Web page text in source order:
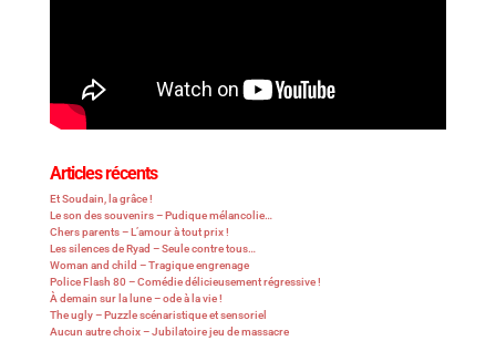
Articles récents
Et Soudain, la grâce !
Le son des souvenirs – Pudique mélancolie…
Chers parents – L’amour à tout prix !
Les silences de Ryad – Seule contre tous…
Woman and child – Tragique engrenage
Police Flash 80 – Comédie délicieusement régressive !
À demain sur la lune – ode à la vie !
The ugly – Puzzle scénaristique et sensoriel
Aucun autre choix – Jubilatoire jeu de massacre